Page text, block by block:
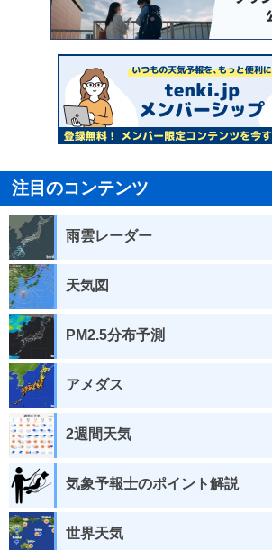
注目のコンテンツ
雨雲レーダー
天気図
PM2.5分布予測
アメダス
2週間天気
気象予報士のポイント解説
世界天気